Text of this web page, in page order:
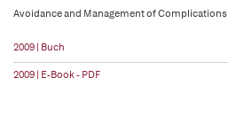
Avoidance and Management of Complications
2009 | Buch
2009 | E-Book - PDF